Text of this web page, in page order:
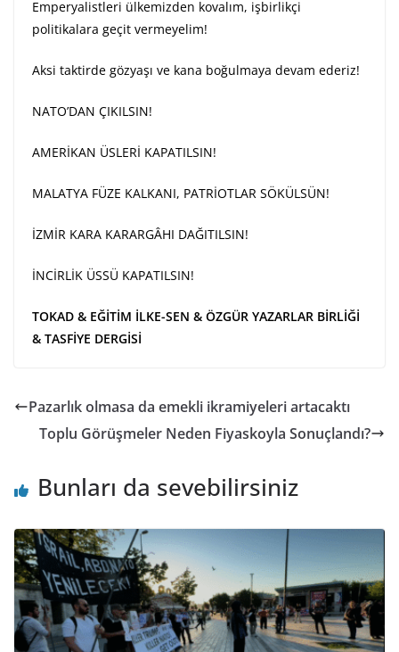
Emperyalistleri ülkemizden kovalım, işbirlikçi
politikalara geçit vermeyelim!
Aksi taktirde gözyaşı ve kana boğulmaya devam ederiz!
NATO’DAN ÇIKILSIN!
AMERİKAN ÜSLERİ KAPATILSIN!
MALATYA FÜZE KALKANI, PATRİOTLAR SÖKÜLSÜN!
İZMİR KARA KARARGÂHI DAĞITILSIN!
İNCİRLİK ÜSSÜ KAPATILSIN!
TOKAD & EĞİTİM İLKE-SEN & ÖZGÜR YAZARLAR BİRLİĞİ
& TASFİYE DERGİSİ
Pazarlık olmasa da emekli ikramiyeleri artacaktı
Toplu Görüşmeler Neden Fiyaskoyla Sonuçlandı?
Bunları da sevebilirsiniz